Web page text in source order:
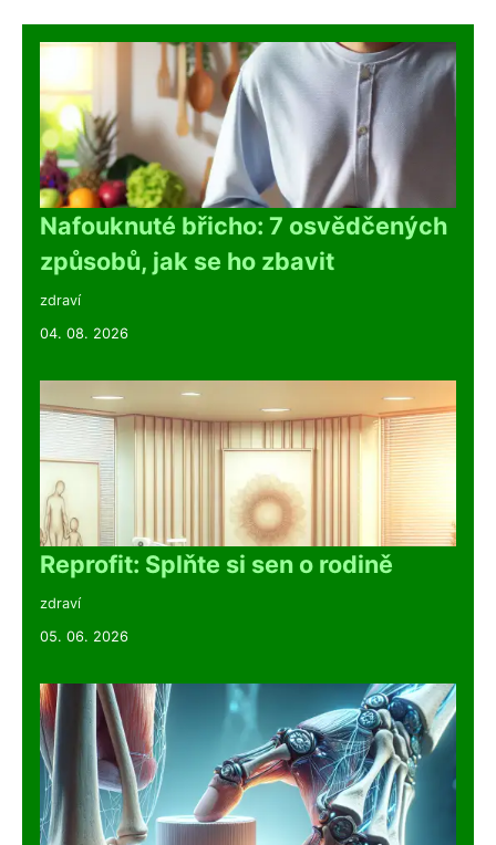
Nafouknuté břicho: 7 osvědčených
způsobů, jak se ho zbavit
zdraví
04. 08. 2026
Reprofit: Splňte si sen o rodině
zdraví
05. 06. 2026